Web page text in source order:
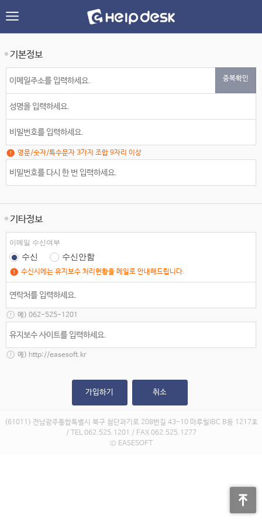
기본정보
중복확인
영문/숫자/특수문자 3가지 조합 9자리 이상
기타정보
이메일 수신여부
수신 수신안함
수신시에는 유지보수 처리현황을 메일로 안내해드립니다.
예) 062-525-1201
예) http://easesoft.kr
가입하기 취소
(61011) 전남광주통합특별시 북구 첨단과기로 208번길 43-10 마루힐IBC B동 1217호
/ TEL 062.525.1201 / FAX 062.525.1277
© EASESOFT